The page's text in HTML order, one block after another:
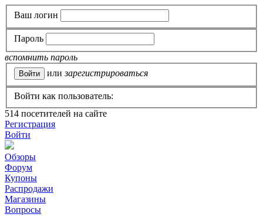
Ваш логин
Пароль
вспомнить пароль
или зарегистрироваться
Войти как пользователь:
514 посетителей на сайте
Регистрация
Войти
Обзоры
Форум
Купоны
Распродажи
Магазины
Вопросы